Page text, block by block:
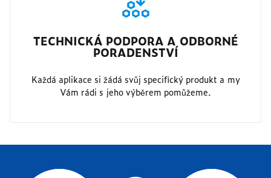
TECHNICKÁ PODPORA A ODBORNÉ
PORADENSTVÍ
Každá aplikace si žádá svůj specifický produkt a my
Vám rádi s jeho výběrem pomůžeme.